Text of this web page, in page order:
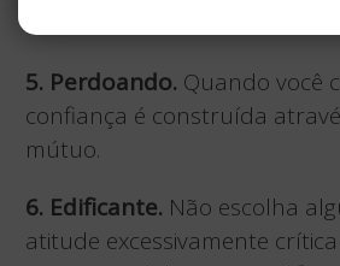
5. Perdoando. Quando você
confiança é construída
mútuo.
6. Edificante. Não escolha
atitude excessivamente